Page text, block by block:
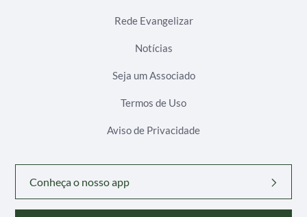
Rede Evangelizar
Notícias
Seja um Associado
Termos de Uso
Aviso de Privacidade
Conheça o nosso app